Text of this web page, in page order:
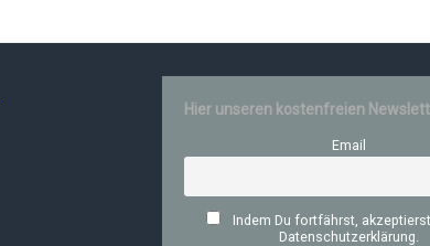
Hier unseren kostenfreien
Email
Indem Du fortfährst,
Datenschutzerklärung.